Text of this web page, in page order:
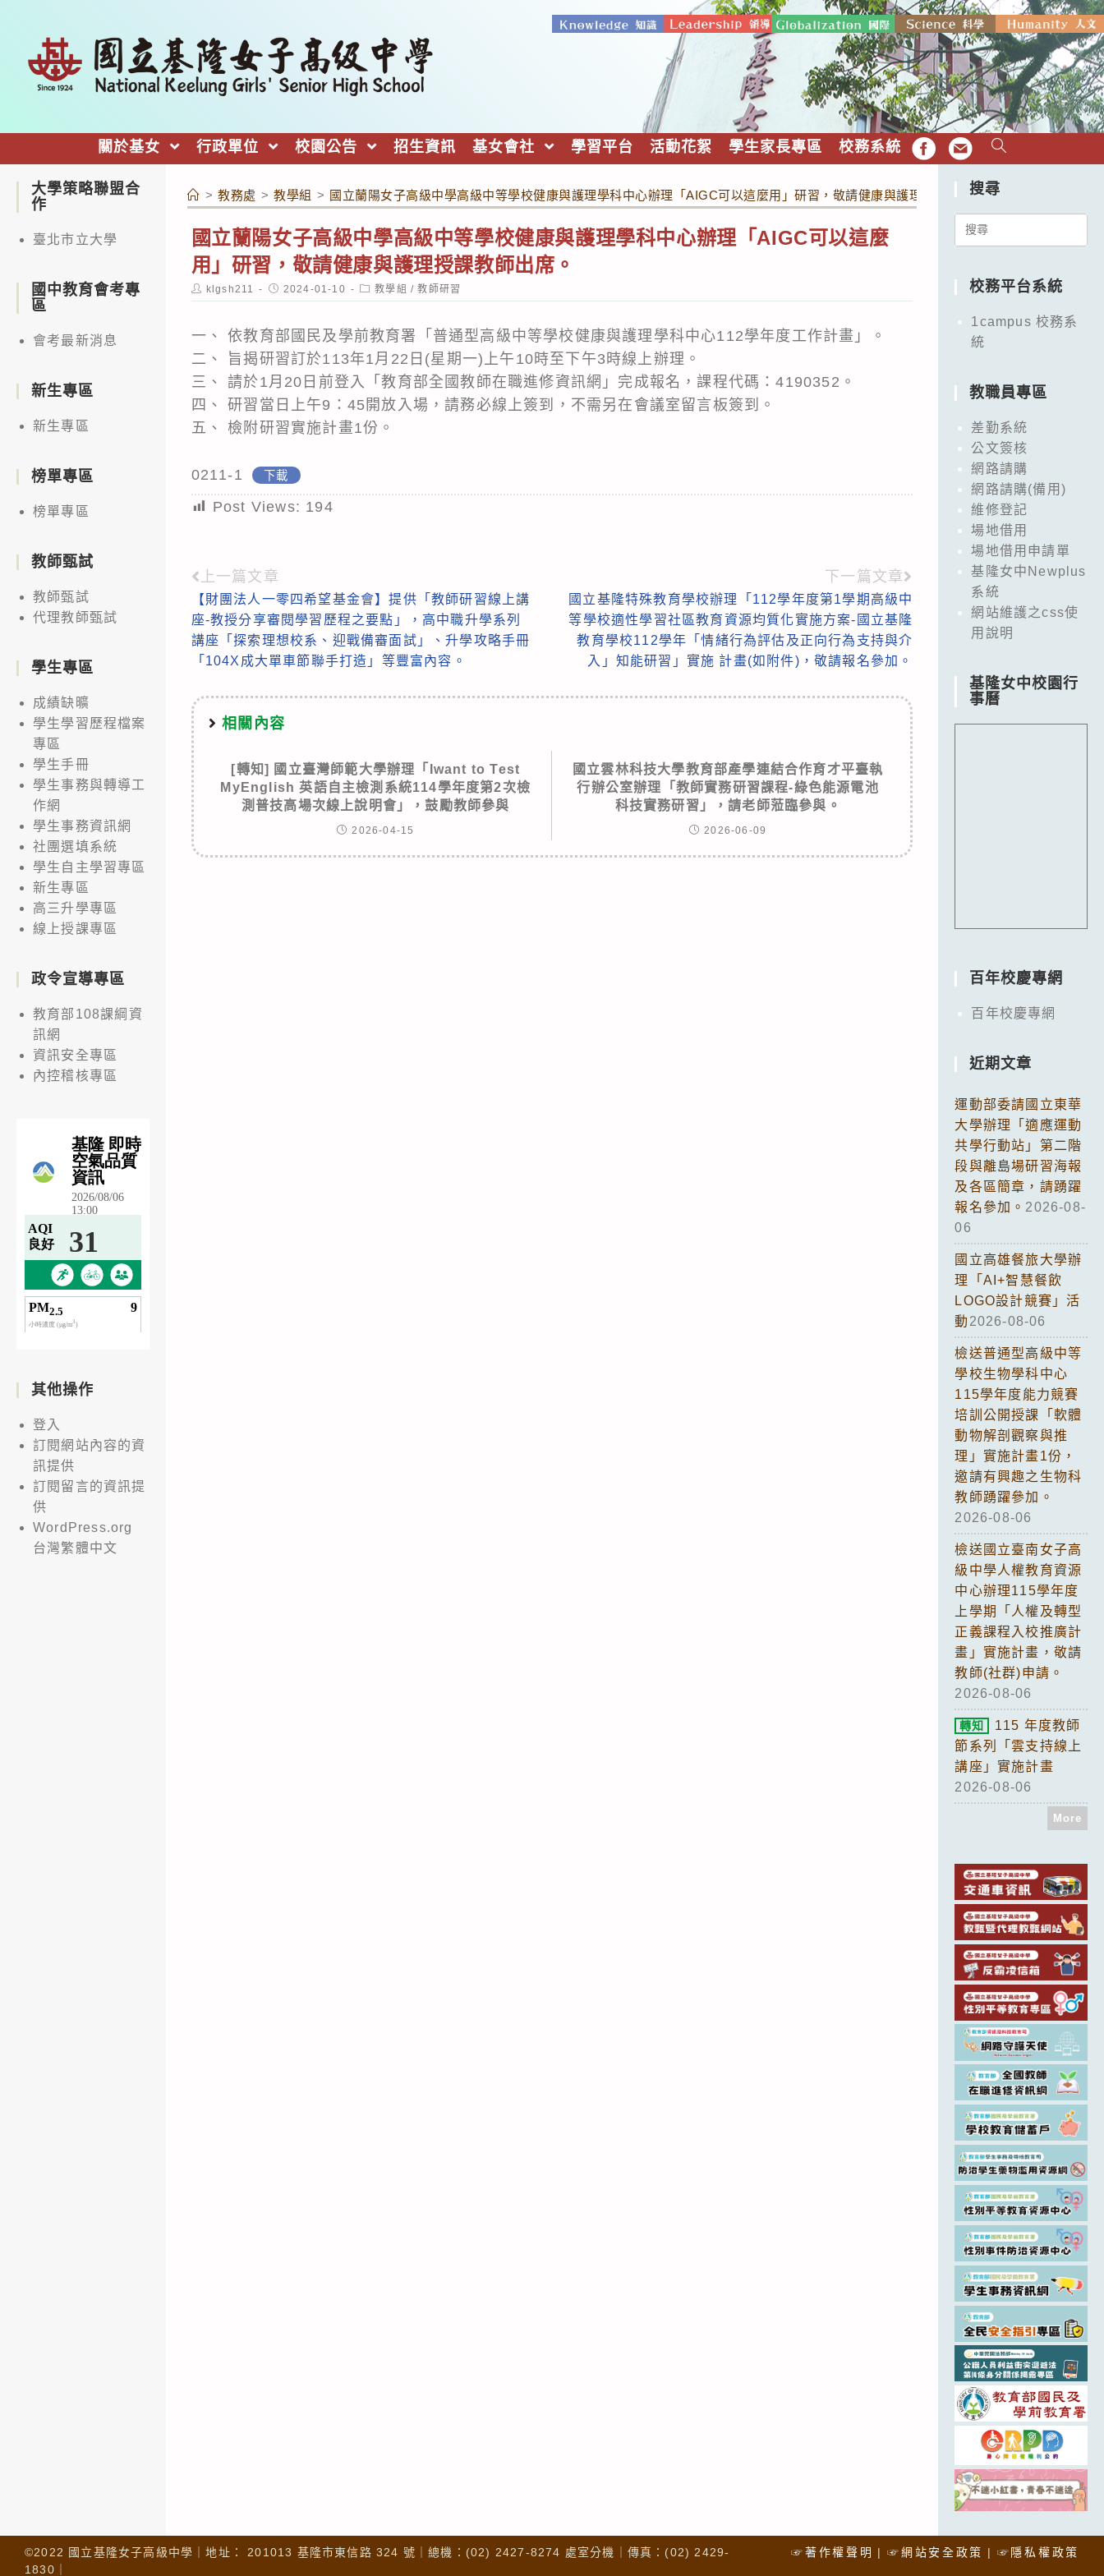
關於基女 行政單位 校園公告 招生資訊 基女會社 學習平台 活動花絮 學生家長專區 校務系統 FB EMAIL
> 教務處 > 教學組 > 國立蘭陽女子高級中學高級中等學校健康與護理學科中心辦理「AIGC可以這麼用」研習，敬請健康與護理授課教師出席。
國立蘭陽女子高級中學高級中等學校健康與護理學科中心辦理「AIGC可以這麼
用」研習，敬請健康與護理授課教師出席。
Post
author:
klgsh211
Post
published:
2024-01-10
Post
category:
教學組 / 教師研習
一、 依教育部國民及學前教育署「普通型高級中等學校健康與護理學科中心112學年度工作計畫」。
二、 旨揭研習訂於113年1月22日(星期一)上午10時至下午3時線上辦理。
三、 請於1月20日前登入「教育部全國教師在職進修資訊網」完成報名，課程代碼：4190352。
四、 研習當日上午9：45開放入場，請務必線上簽到，不需另在會議室留言板簽到。
五、 檢附研習實施計畫1份。
0211-1 下載
Post Views: 194
Read
more
articles
上一篇文章
【財團法人一零四希望基金會】提供「教師研習線上講
座-教授分享審閱學習歷程之要點」，高中職升學系列
講座「探索理想校系、迎戰備審面試」、升學攻略手冊
「104X成大單車節聯手打造」等豐富內容。
下一篇文章
國立基隆特殊教育學校辦理「112學年度第1學期高級中
等學校適性學習社區教育資源均質化實施方案-國立基隆
教育學校112學年「情緒行為評估及正向行為支持與介
入」知能研習」實施 計畫(如附件)，敬請報名參加。
相關內容
[轉知] 國立臺灣師範大學辦理「Iwant to Test
MyEnglish 英語自主檢測系統114學年度第2次檢
測普技高場次線上說明會」，鼓勵教師參與
2026-04-15
國立雲林科技大學教育部產學連結合作育才平臺執
行辦公室辦理「教師實務研習課程-綠色能源電池
科技實務研習」，請老師蒞臨參與。
2026-06-09
大學策略聯盟合
作
臺北市立大學
國中教育會考專
區
會考最新消息
新生專區
新生專區
榜單專區
榜單專區
教師甄試
教師甄試
代理教師甄試
學生專區
成績缺曠
學生學習歷程檔案
專區
學生手冊
學生事務與轉導工
作網
學生事務資訊網
社團選填系統
學生自主學習專區
新生專區
高三升學專區
線上授課專區
政令宣導專區
教育部108課綱資
訊網
資訊安全專區
內控稽核專區
其他操作
登入
訂閱網站內容的資
訊提供
訂閱留言的資訊提
供
WordPress.org
台灣繁體中文
搜尋
Search
校務平台系統
1campus 校務系
統
教職員專區
差勤系統
公文簽核
網路請購
網路請購(備用)
維修登記
場地借用
場地借用申請單
基隆女中Newplus
系統
網站維護之css使
用說明
基隆女中校園行
事曆
百年校慶專網
百年校慶專網
近期文章
運動部委請國立東華
大學辦理「適應運動
共學行動站」第二階
段與離島場研習海報
及各區簡章，請踴躍
報名參加。 2026-08-
06
國立高雄餐旅大學辦
理「AI+智慧餐飲
LOGO設計競賽」活
動 2026-08-06
檢送普通型高級中等
學校生物學科中心
115學年度能力競賽
培訓公開授課「軟體
動物解剖觀察與推
理」實施計畫1份，
邀請有興趣之生物科
教師踴躍參加。
2026-08-06
檢送國立臺南女子高
級中學人權教育資源
中心辦理115學年度
上學期「人權及轉型
正義課程入校推廣計
畫」實施計畫，敬請
教師(社群)申請。
2026-08-06
轉知
115 年度教師
節系列「雲支持線上
講座」實施計畫
2026-08-06
More
☞著作權聲明 ☞網站安全政策 ☞隱私權政策
©2022 國立基隆女子高級中學｜地址： 201013 基隆市東信路 324 號｜總機：(02) 2427-8274 處室分機｜傳真：(02) 2429-
1830｜